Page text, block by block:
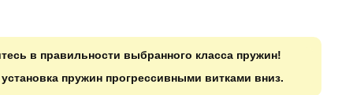
в правильности выбранного класса пружин!
пружин прогрессивными витками вниз.